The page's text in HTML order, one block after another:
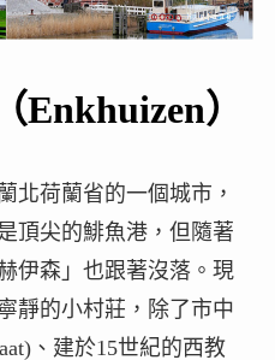
Enkhuizen）
北荷蘭省的一個城市，
頂尖的鯡魚港，但隨著
伊森」也跟著沒落。現
靜的小村莊，除了市中
、建於15世紀的西教